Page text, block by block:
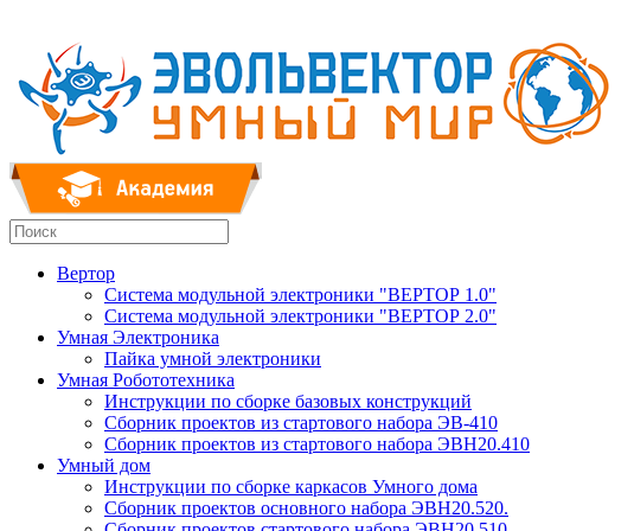
Вертор
Система модульной электроники "ВЕРТОР 1.0"
Система модульной электроники "ВЕРТОР 2.0"
Умная Электроника
Пайка умной электроники
Умная Робототехника
Инструкции по сборке базовых конструкций
Сборник проектов из стартового набора ЭВ-410
Сборник проектов из стартового набора ЭВН20.410
Умный дом
Инструкции по сборке каркасов Умного дома
Сборник проектов основного набора ЭВН20.520.